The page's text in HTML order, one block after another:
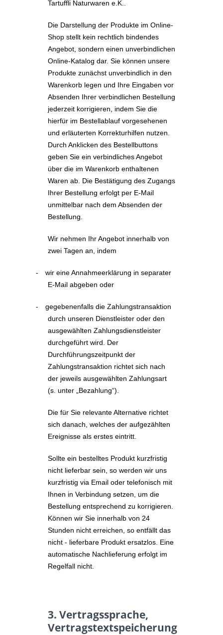
Tartuffli Naturwaren e.K..
Die Darstellung der Produkte im Online-
Shop stellt kein rechtlich bindendes
Angebot, sondern einen unverbindlichen
Online-Katalog dar. Sie können unsere
Produkte zunächst unverbindlich in den
Warenkorb legen und Ihre Eingaben vor
Absenden Ihrer verbindlichen Bestellung
jederzeit korrigieren, indem Sie die
hierfür im Bestellablauf vorgesehenen
und erläuterten Korrekturhilfen nutzen.
Durch Anklicken des Bestellbuttons
geben Sie ein verbindliches Angebot
über die im Warenkorb enthaltenen
Waren ab. Die Bestätigung des Zugangs
Ihrer Bestellung erfolgt per E-Mail
unmittelbar nach dem Absenden der
Bestellung.
Wir nehmen Ihr Angebot innerhalb von
zwei Tagen an, indem
-
wir eine Annahmeerklärung in separater
E-Mail abgeben oder
-
gegebenenfalls die Zahlungstransaktion
durch unseren Dienstleister oder den
ausgewählten Zahlungsdienstleister
durchgeführt wird. Der
Durchführungszeitpunkt der
Zahlungstransaktion richtet sich nach
der jeweils ausgewählten Zahlungsart
(s. unter „Bezahlung“).
Die für Sie relevante Alternative richtet
sich danach, welches der aufgezählten
Ereignisse als erstes eintritt.
Sollte ein bestelltes Produkt kurzfristig
nicht lieferbar sein, so werden wir uns
kurzfristig via Email oder telefonisch mit
Ihnen in Verbindung setzen, um die
Bestellung entsprechend zu korrigieren.
Können wir Sie innerhalb von 24
Stunden nicht erreichen, so entfällt das
nicht - lieferbare Produkt ersatzlos. Eine
automatische Nachlieferung erfolgt im
Regelfall nicht.
3. Vertragssprache,
Vertragstextspeicherung